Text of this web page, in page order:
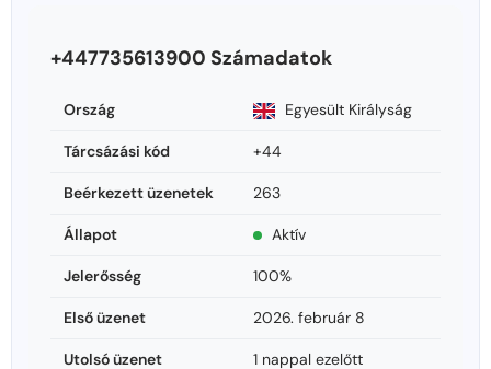
+447735613900 Számadatok
Ország Egyesült Királyság
Tárcsázási kód +44
Beérkezett üzenetek 263
Állapot Aktív
Jelerősség 100%
Első üzenet 2026. február 8
Utolsó üzenet 1 nappal ezelőtt